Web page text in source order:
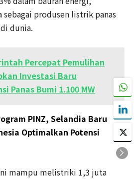
sebagai produsen listrik panas
dunia.
Percepat Pemulihan
Investasi Baru
Panas Bumi 1.100 MW
PINZ, Selandia Baru
Optimalkan Potensi
mampu melistriki 1,3 juta